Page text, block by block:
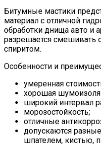
Битумные мастики
материал с отличной
обработки днища авто и
разрешается смешивать
спиритом.
Особенности и
умеренная
хорошая
широкий интервал
морозостойкость;
отличные
допускаются
шпателем, кистью,